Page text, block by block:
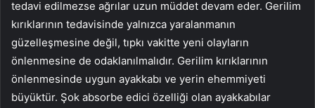
tedavi edilmezse ağrılar uzun müddet devam eder. Gerilim
kırıklarının tedavisinde yalnızca yaralanmanın
güzelleşmesine değil, tıpkı vakitte yeni olayların
önlenmesine de odaklanılmalıdır. Gerilim kırıklarının
önlenmesinde uygun ayakkabı ve yerin ehemmiyeti
büyüktür. Şok absorbe edici özelliği olan ayakkabılar